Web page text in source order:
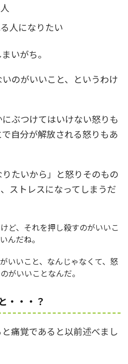
人になりたい
いがち。
のがいいこと、というわけ
ぶつけてはいけない怒りも
自分が解放される怒りもあ
たいから」と怒りそのもの
ストレスになってしまうだ
ど、それを押し殺すのがいいこ
んだね。
いいこと、なんじゃなくて、怒
がいいことなんだ。
・・・？
痛覚であると以前述べまし